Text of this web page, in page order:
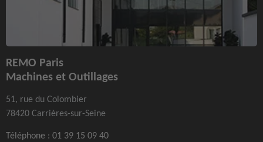
REMO Paris
Machines et Outillages
51, rue du Colombier
78420 Carrières-sur-Seine
Téléphone : 01 39 15 09 40